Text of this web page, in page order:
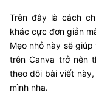
Trên đây là cách
khác cực đơn giản
Mẹo nhỏ này sẽ
trên Canva trở nên
theo dõi bài viết
mình nha.